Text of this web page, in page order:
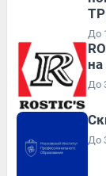
До
До
До